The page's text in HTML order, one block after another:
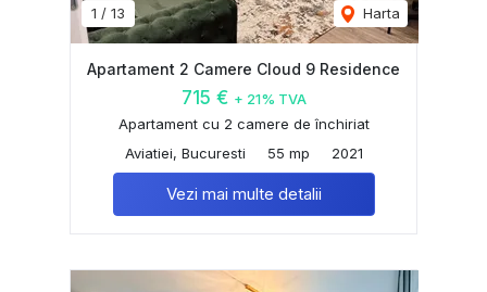
1 / 13 Harta
Apartament 2 Camere Cloud 9 Residence
715 € + 21% TVA
Apartament cu 2 camere de închiriat
Aviatiei, Bucuresti
55 mp 2021
Vezi mai multe detalii